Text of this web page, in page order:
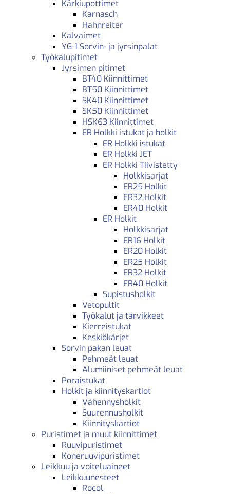
Kärkiupottimet
Karnasch
Hahnreiter
Kalvaimet
YG-1 Sorvin- ja jyrsinpalat
Työkalupitimet
Jyrsimen pitimet
BT40 Kiinnittimet
BT50 Kiinnittimet
SK40 Kiinnittimet
SK50 Kiinnittimet
HSK63 Kiinnittimet
ER Holkki istukat ja holkit
ER Holkki istukat
ER Holkki JET
ER Holkki Tiivistetty
Holkkisarjat
ER25 Holkit
ER32 Holkit
ER40 Holkit
ER Holkit
Holkkisarjat
ER16 Holkit
ER20 Holkit
ER25 Holkit
ER32 Holkit
ER40 Holkit
Supistusholkit
Vetopultit
Työkalut ja tarvikkeet
Kierreistukat
Keskiökärjet
Sorvin pakan leuat
Pehmeät leuat
Alumiiniset pehmeät leuat
Poraistukat
Holkit ja kiinnityskartiot
Vähennysholkit
Suurennusholkit
Kiinnityskartiot
Puristimet ja muut kiinnittimet
Ruuvipuristimet
Koneruuvipuristimet
Leikkuu ja voiteluaineet
Leikkuunesteet
Rocol